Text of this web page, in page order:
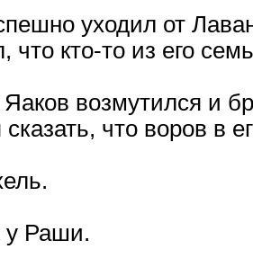
уходил от
что кто-то из его
возмутился и
что воров в
у Раши.